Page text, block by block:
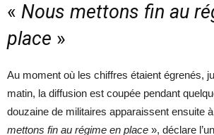
« Nous mettons fin au
place »
Au moment où les chiffres étaient égrenés,
matin, la diffusion est coupée pendant
douzaine de militaires apparaissent ensuite à
mettons fin au régime en place », déclare